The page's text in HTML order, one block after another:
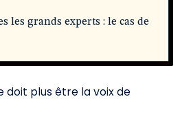
les grands experts : le cas de